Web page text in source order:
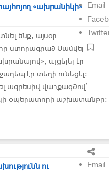
Email
«ախրանիկի»
ենք, այսօր
ստորագրած Սամվել
այցելել էր
էր տեղի ունեցել:
ագրեսիվ վարքագծով՝
օպերատորի աշխատանքը:
Email
ու